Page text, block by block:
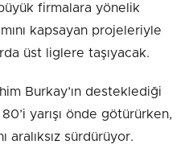
firmalara yönelik
kapsayan projeleriyle
üst liglere taşıyacak.
Burkay’ın desteklediği
yarışı önde götürürken,
aralıksız sürdürüyor.